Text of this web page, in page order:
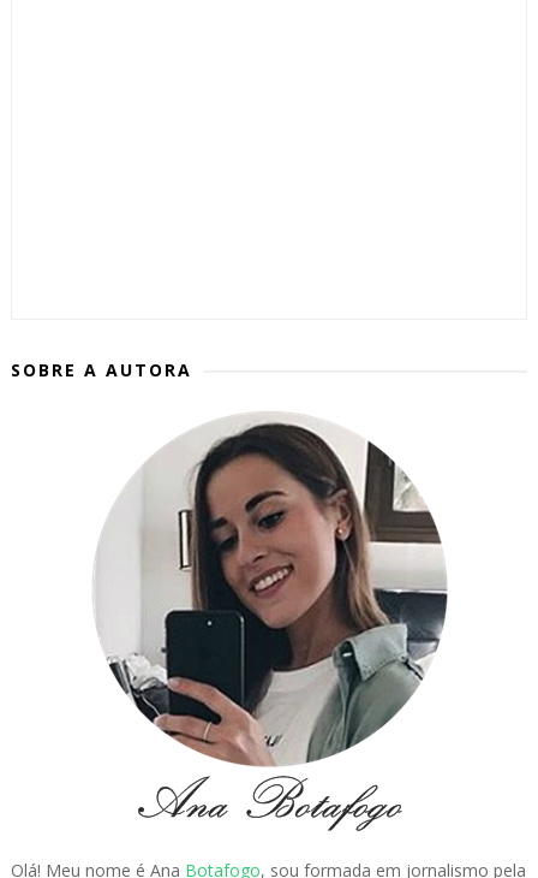
SOBRE A AUTORA
Olá! Meu nome é Ana Botafogo, sou formada em jornalismo pela